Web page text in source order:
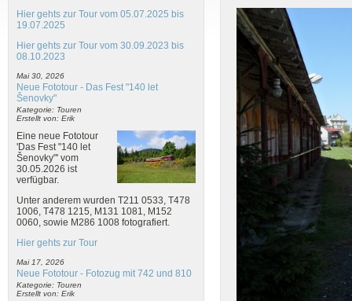
Hier gehts zur Tour vom 05.07.2025 bis
19.07.2025
Hier gehts zur Tour vom 30.09.2023 bis
08.10.2023
Mai 30, 2026
Neue Fototour - Das Fest "140 let
Šenovky"
Kategorie: Touren
Erstellt von: Erik
Eine neue Fototour
'Das Fest "140 let
Šenovky"' vom
30.05.2026 ist
verfügbar.
Unter anderem wurden T211 0533, T478
1006, T478 1215, M131 1081, M152
0060, sowie M286 1008 fotografiert.
Hier gehts zur Tour
Mai 17, 2026
Neue Fototour - Fotozug mit 742 und 810
Kategorie: Touren
Erstellt von: Erik